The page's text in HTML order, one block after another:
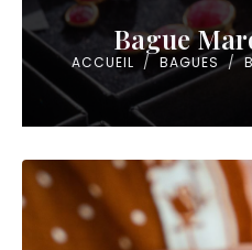
Bague
ACCUEIL BAGUES